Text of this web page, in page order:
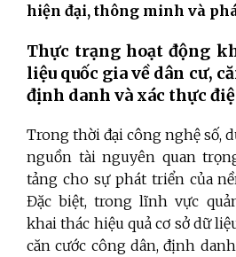
hiện đại, thông minh và
Thực trạng hoạt động
liệu quốc gia về dân cư,
định danh và xác thực
Trong thời đại công nghệ số,
nguồn tài nguyên quan
tảng cho sự phát triển của
Đặc biệt, trong lĩnh vực
khai thác hiệu quả cơ sở dữ
căn cước công dân, định